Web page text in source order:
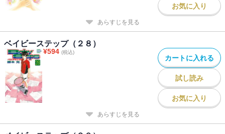
お気に入り
あらすじを見る
ベイビーステップ（２８）
¥594 (税込)
カートに入れる
試し読み
お気に入り
あらすじを見る